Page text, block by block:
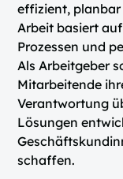
effizient,
Arbeit basiert
Prozessen und
Als Arbeitgeber
Mitarbeitende
Verantwortung
Lösungen
schaffen.